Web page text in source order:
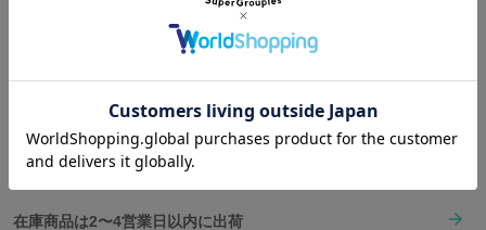
右側は6箇所のカード収納と小銭入れを搭載。「フリューテッドア
ーマー」を連想させるステッチ、「楔の神殿」内の装飾などをデザ
さらに、賢者フレーキの友であるゲリの作の一つ「ソウルの輝石」
をイメージしたゴールドの箔押しをあしらいました。
小銭入れと札入れは「楔の神殿」内の装飾をデザイン。
表面に本革を使用しており、使えば使うほど自分好みに味わい深く
この財布を装備して、貴方もデーモンに挑んでみては。
Shopping Guide
送料は全国一律1,000円。表示価格は全て税込みです。
在庫商品は2〜4営業日以内に出荷